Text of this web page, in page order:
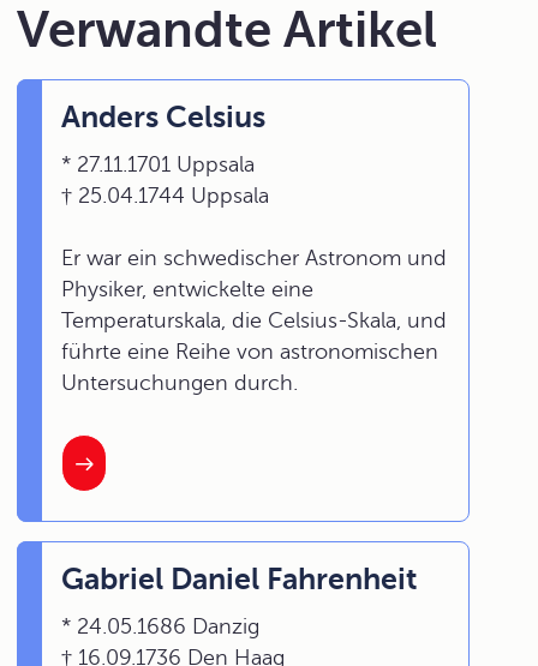
Verwandte Artikel
Anders Celsius
* 27.11.1701 Uppsala
† 25.04.1744 Uppsala
Er war ein schwedischer Astronom und
Physiker, entwickelte eine
Temperaturskala, die Celsius-Skala, und
führte eine Reihe von astronomischen
Untersuchungen durch.
Gabriel Daniel Fahrenheit
* 24.05.1686 Danzig
† 16.09.1736 Den Haag